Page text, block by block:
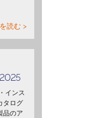
読む >
インス
タログ
品のア